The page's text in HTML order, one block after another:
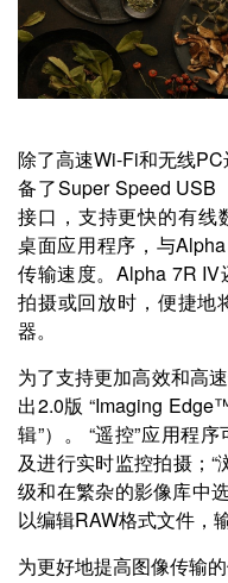
除了高速Wi-Fi和无线
备了Super Speed
接口，支持更快的有线
桌面应用程序，与
传输速度。Alpha 7R
拍摄或回放时，便捷地
器。
为了支持更加高效和高
出2.0版 “Imaging
辑”）。 “遥控”应用程
及进行实时监控拍摄；
级和在繁杂的影像库中
以编辑RAW格式文件，
为更好地提高图像传输